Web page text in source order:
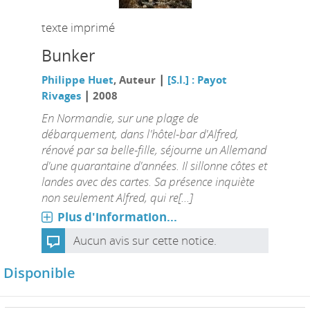
texte imprimé
Bunker
Philippe Huet, Auteur | [S.l.] : Payot
Rivages| 2008
En Normandie, sur une plage de
débarquement, dans l'hôtel-bar d'Alfred,
rénové par sa belle-fille, séjourne un Allemand
d'une quarantaine d'années. Il sillonne côtes et
landes avec des cartes. Sa présence inquiète
non seulement Alfred, qui re[...]
Plus d'information...
Aucun avis sur cette notice.
Disponible